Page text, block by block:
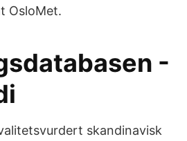
OsloMet.
-
skandinavisk